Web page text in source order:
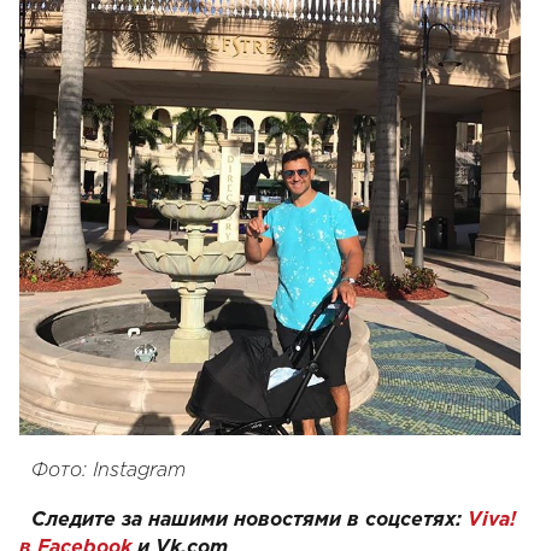
Фото: Instagram
Следите за нашими новостями в соцсетях: Viva!